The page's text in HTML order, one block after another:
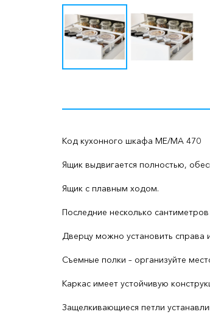
Код кухонного шкафа ME/MA 470
Ящик выдвигается полностью,
Ящик с плавным ходом.
Последние несколько
Дверцу можно установить справа
Съемные полки – организуйте
Каркас имеет устойчивую
Защелкивающиеся петли